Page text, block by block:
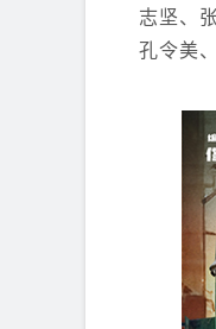
志坚、
孔令美